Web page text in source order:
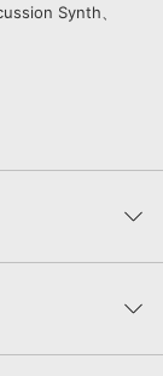
Synth、